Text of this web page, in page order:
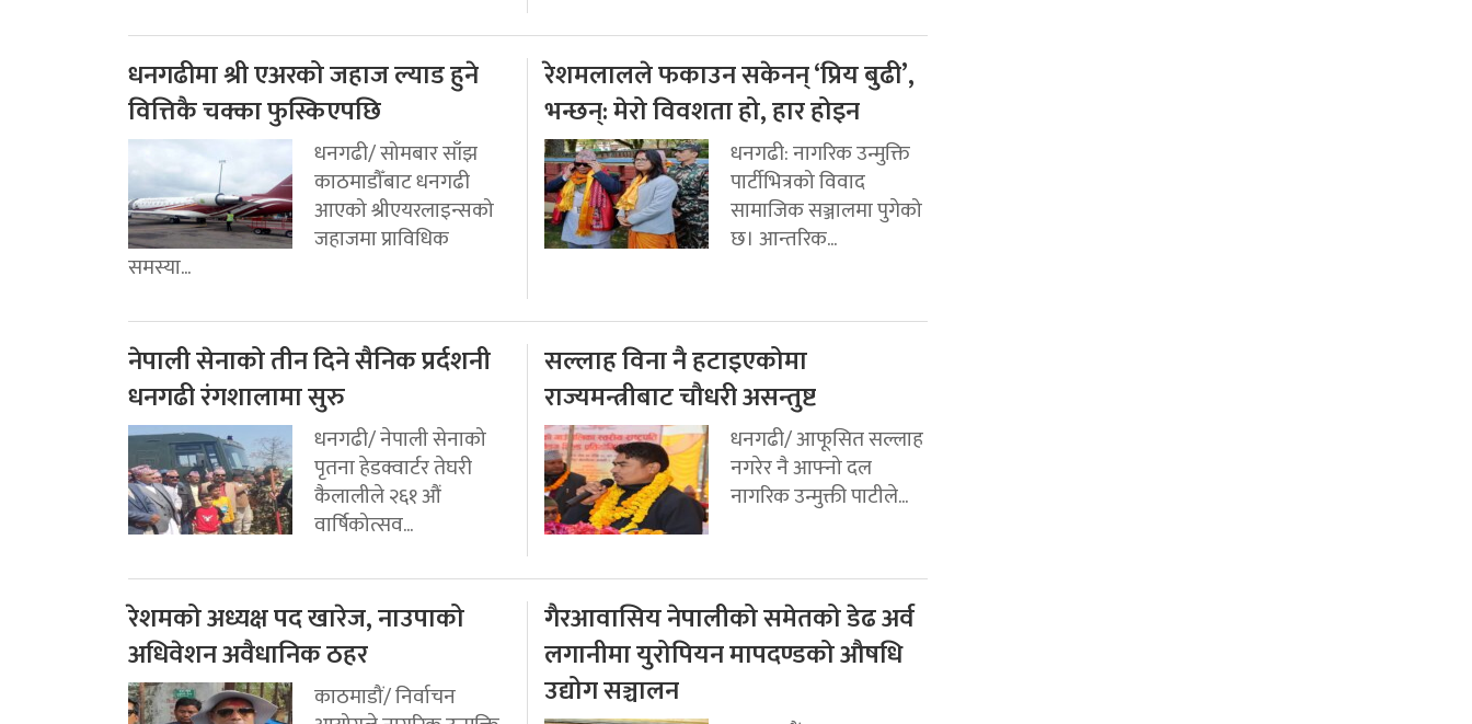
धनगढीमा श्री एअरको जहाज ल्याड हुने
वित्तिकै चक्का फुस्किएपछि
धनगढी/ सोमबार साँझ
काठमाडौँबाट धनगढी
आएको श्रीएयरलाइन्सको
जहाजमा प्राविधिक
समस्या...
रेशमलालले फकाउन सकेनन् ‘प्रिय बुढी’,
भन्छन्: मेरो विवशता हो, हार होइन
धनगढी: नागरिक उन्मुक्ति
पार्टीभित्रको विवाद
सामाजिक सञ्जालमा पुगेको
छ। आन्तरिक...
नेपाली सेनाको तीन दिने सैनिक प्रर्दशनी
धनगढी रंगशालामा सुरु
धनगढी/ नेपाली सेनाको
पृतना हेडक्वार्टर तेघरी
कैलालीले २६१ औं
वार्षिकोत्सव...
सल्लाह विना नै हटाइएकोमा
राज्यमन्त्रीबाट चौधरी असन्तुष्ट
धनगढी/ आफूसित सल्लाह
नगरेर नै आफ्नो दल
नागरिक उन्मुक्ती पाटीले...
रेशमको अध्यक्ष पद खारेज, नाउपाको
अधिवेशन अवैधानिक ठहर
काठमाडौं/ निर्वाचन
गैरआवासिय नेपालीको समेतको डेढ अर्व
लगानीमा युरोपियन मापदण्डको औषधि
उद्योग सञ्चालन